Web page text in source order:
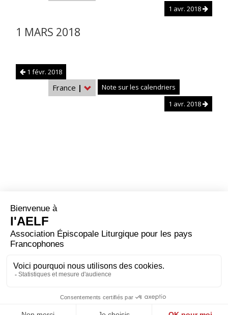
1 avr. 2018
1 MARS 2018
1 févr. 2018
France |
Note sur les calendriers
1 avr. 2018